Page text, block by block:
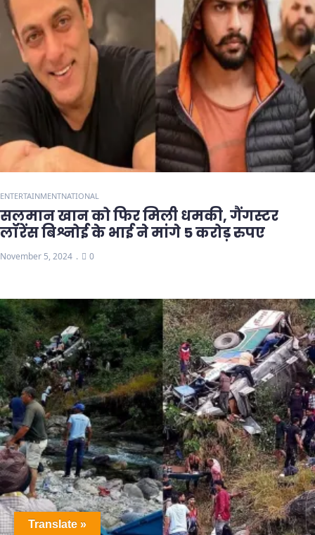
ENTERTAINMENTNATIONAL
सलमान खान को फिर मिली धमकी, गैंगस्टर
लॉरेंस बिश्नोई के भाई ने मांगे 5 करोड़ रुपए
November 5, 2024 0
Translate »